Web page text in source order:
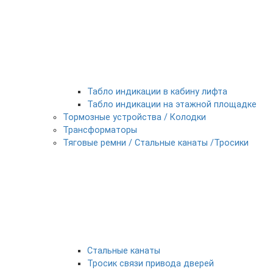
Табло индикации в кабину лифта
Табло индикации на этажной площадке
Тормозные устройства / Колодки
Трансформаторы
Тяговые ремни / Стальные канаты /Тросики
Стальные канаты
Тросик связи привода дверей